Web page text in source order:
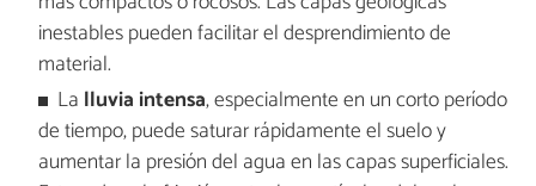
inestables pueden facilitar el desprendimiento de
material.
La lluvia intensa, especialmente en un corto período
de tiempo, puede saturar rápidamente el suelo y
aumentar la presión del agua en las capas superficiales.